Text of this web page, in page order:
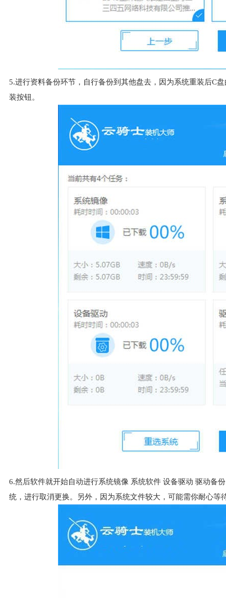
5.进行资料备份环节，自行备份到其他盘去，因为系统重装后C
装按钮。
6.然后软件就开始自动进行系统镜像 系统软件 设备驱动 驱动备
统，进行取消更换。另外，因为系统文件较大，可能需你耐心等